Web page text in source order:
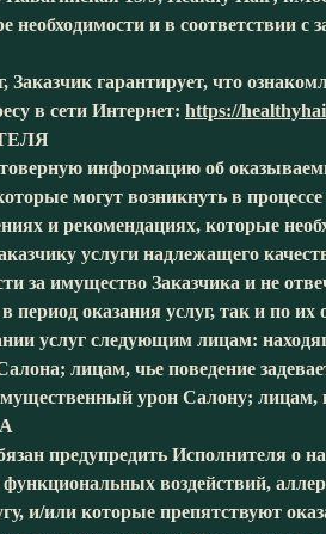
и в соответствии с
гарантирует, что
в сети Интернет: https://
информацию об
могут возникнуть в процессе
и рекомендациях, которые
услуги надлежащего
за имущество Заказчика и не
оказания услуг, так и по их
услуг следующим лицам:
лицам, чье поведение
урон Салону;
предупредить Исполнителя о
воздействий,
и/или которые препятствуют